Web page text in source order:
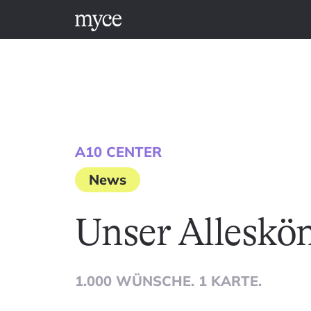
A10 CENTER
News
Unser
1.000 WÜNSCHE. 1 KARTE.